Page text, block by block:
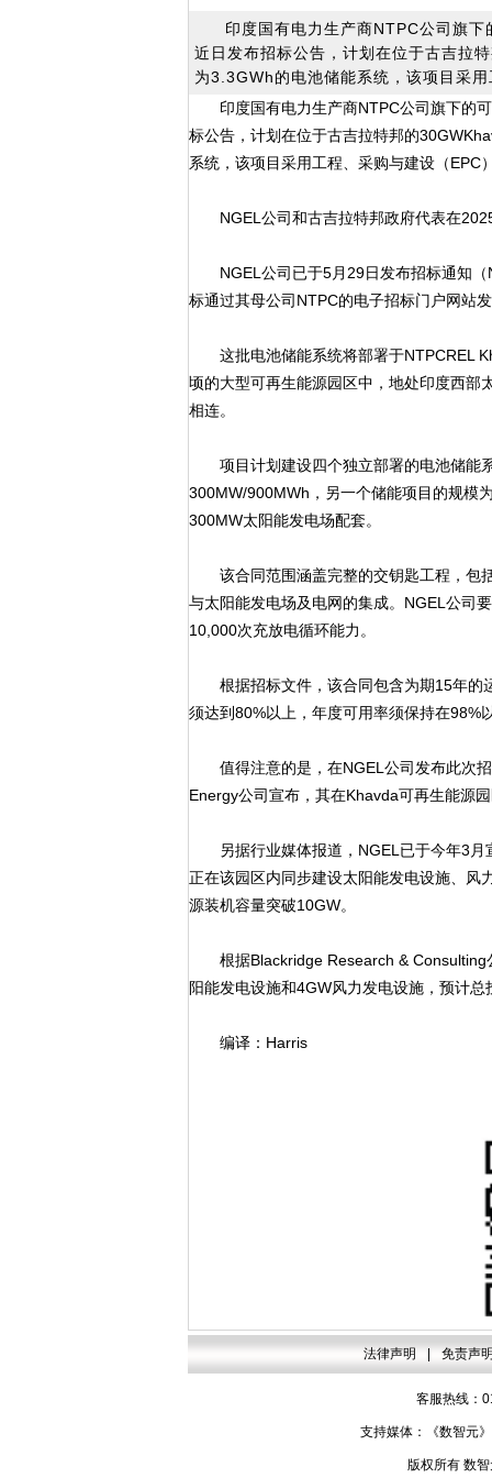
印度国有电力生产商NTPC公司旗
近日发布招标公告，计划在位于古吉拉
为3.3GWh的电池储能系统，该项目采
印度国有电力生产商NTPC公司旗下的
标公告，计划在位于古吉拉特邦的
系统，该项目采用工程、采购与建设（EPC
NGEL公司和古吉拉特邦政府代表在
NGEL公司已于5月29日发布招标通知（
标通过其母公司NTPC的电子招标门户网站
这批电池储能系统将部署于NTPCREL
顷的大型可再生能源园区中，地处印度西部
相连。
项目计划建设四个独立部署的电池储能
300MW/900MWh，另一个储能项目的规模
300MW太阳能发电场配套。
该合同范围涵盖完整的交钥匙工程，包
与太阳能发电场及电网的集成。NGEL公司
10,000次充放电循环能力。
根据招标文件，该合同包含为期15年的
须达到80%以上，年度可用率须保持在98%
值得注意的是，在NGEL公司发布此次招
Energy公司宣布，其在Khavda可再生能源
另据行业媒体报道，NGEL已于今年3月
正在该园区内同步建设太阳能发电设施、风
源装机容量突破10GW。
根据Blackridge Research & Consulting
阳能发电设施和4GW风力发电设施，预计
编译：Harris
法律声明 免责声
客服热线：
支持媒体：《数智元
版权所有 数